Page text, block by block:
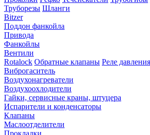
Труборезы Шланги
Bitzer
Поддон фанкойла
Привода
Фанкойлы
Вентили
Rotalock Обратные клапаны Реле давления
Виброгаситель
Воздухонагреватели
Воздухоохлодители
Гайки, сервисные краны, штуцера
Испарители и конденсаторы
Клапаны
Маслоотделители
Прокладки